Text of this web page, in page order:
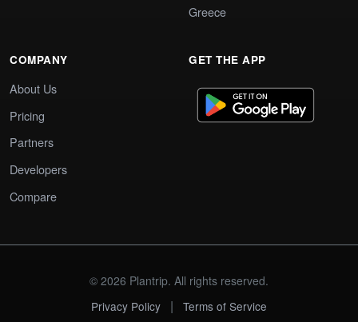
Greece
COMPANY
About Us
Pricing
Partners
Developers
Compare
GET THE APP
© 2026 Plantrip. All rights reserved.
Privacy Policy
| Terms of Service